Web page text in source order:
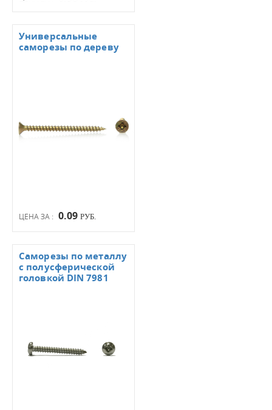
ЦЕНА ЗА : 0.09 РУБ.
Универсальные
саморезы по дереву
Саморезы по металлу
с полусферической
головкой DIN 7981